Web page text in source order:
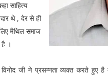
साहित्य
थे , देर से ही
मैथिल समाज
है ।
जी ने प्रसन्नता व्यक्त करते हुए है